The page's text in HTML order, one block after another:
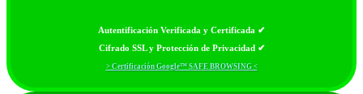
Autentificación Verificada y Certificada ✔
Cifrado SSL y Protección de Privacidad ✔
> Certificación Google™ SAFE BROWSING <